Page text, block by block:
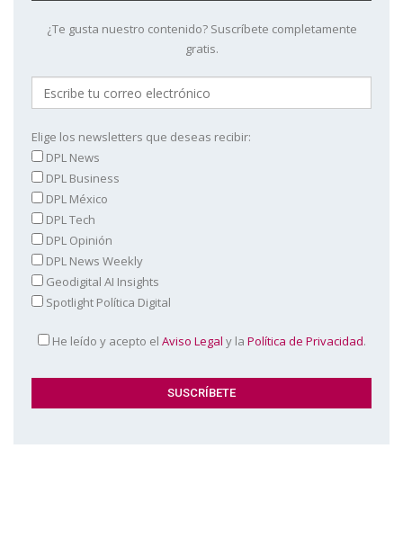
¿Te gusta nuestro contenido? Suscríbete completamente
gratis.
Elige los newsletters que deseas recibir:
DPL News
DPL Business
DPL México
DPL Tech
DPL Opinión
DPL News Weekly
Geodigital AI Insights
Spotlight Política Digital
He leído y acepto el Aviso Legal y la Política de Privacidad.